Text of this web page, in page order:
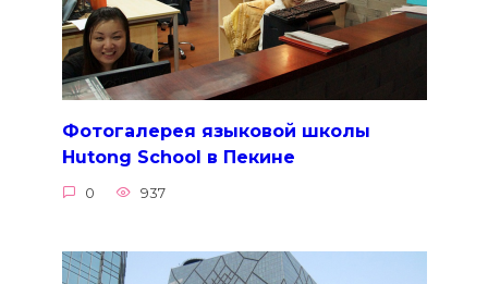
Фотогалерея языковой школы
Hutong School в Пекине
0 937